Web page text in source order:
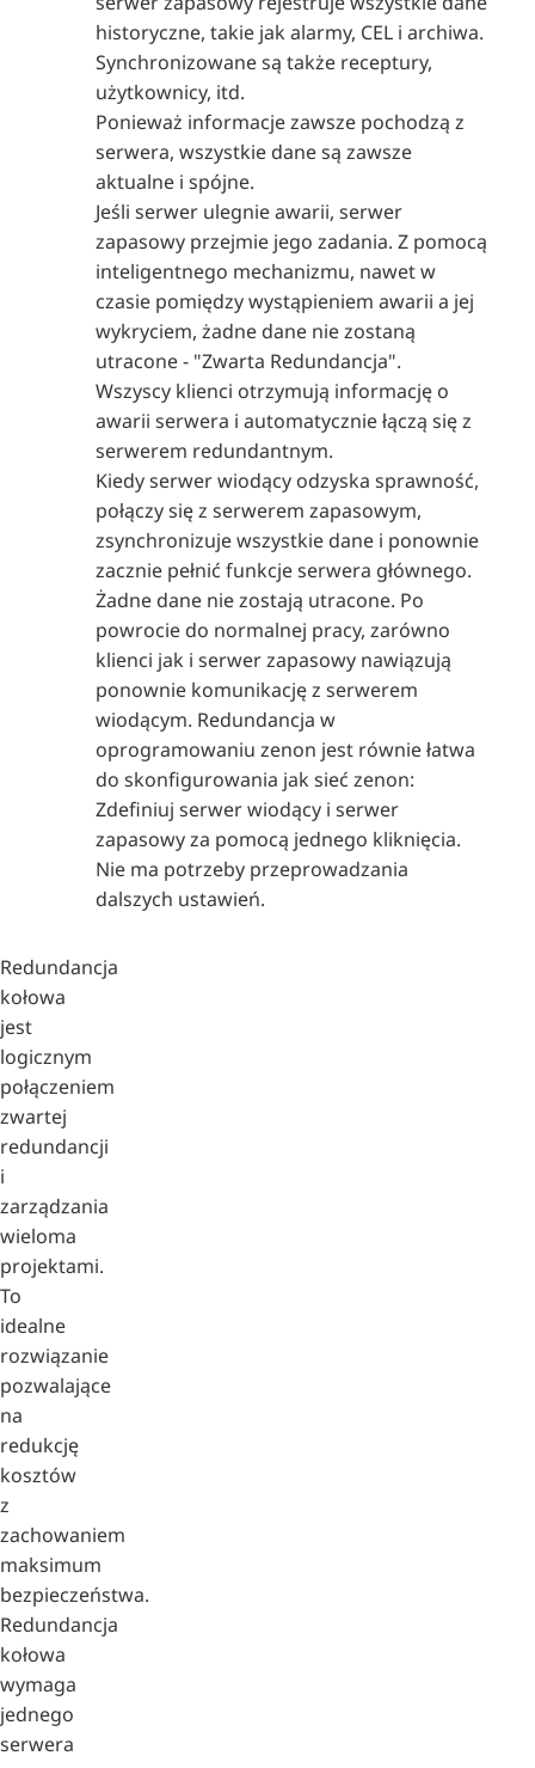
historyczne, takie jak alarmy, CEL i archiwa.
Synchronizowane są także receptury,
użytkownicy, itd.
Ponieważ informacje zawsze pochodzą z
serwera, wszystkie dane są zawsze
aktualne i spójne.
Jeśli serwer ulegnie awarii, serwer
zapasowy przejmie jego zadania. Z pomocą
inteligentnego mechanizmu, nawet w
czasie pomiędzy wystąpieniem awarii a jej
wykryciem, żadne dane nie zostaną
utracone - "Zwarta Redundancja".
Wszyscy klienci otrzymują informację o
awarii serwera i automatycznie łączą się z
serwerem redundantnym.
Kiedy serwer wiodący odzyska sprawność,
połączy się z serwerem zapasowym,
zsynchronizuje wszystkie dane i ponownie
zacznie pełnić funkcje serwera głównego.
Żadne dane nie zostają utracone. Po
powrocie do normalnej pracy, zarówno
klienci jak i serwer zapasowy nawiązują
ponownie komunikację z serwerem
wiodącym. Redundancja w
oprogramowaniu zenon jest równie łatwa
do skonfigurowania jak sieć zenon:
Zdefiniuj serwer wiodący i serwer
zapasowy za pomocą jednego kliknięcia.
Nie ma potrzeby przeprowadzania
dalszych ustawień.
Redundancja
kołowa
jest
logicznym
połączeniem
zwartej
redundancji
i
zarządzania
wieloma
projektami.
To
idealne
rozwiązanie
pozwalające
na
redukcję
kosztów
z
zachowaniem
maksimum
bezpieczeństwa.
Redundancja
kołowa
wymaga
jednego
serwera